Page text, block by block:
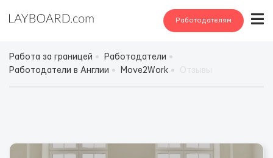
Работодателям
Работа за границей
Работодатели
Работодатели в Англии
Move2Work